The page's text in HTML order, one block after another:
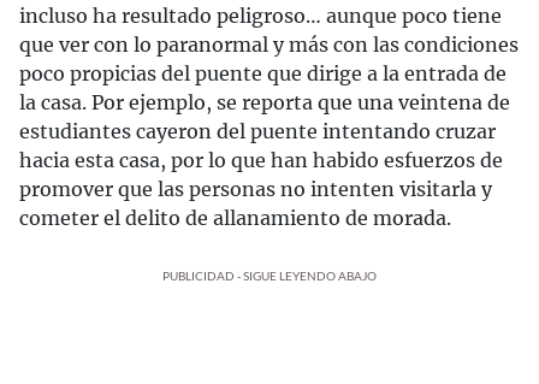
incluso ha resultado peligroso… aunque poco tiene
que ver con lo paranormal y más con las condiciones
poco propicias del puente que dirige a la entrada de
la casa. Por ejemplo, se reporta que una veintena de
estudiantes cayeron del puente intentando cruzar
hacia esta casa, por lo que han habido esfuerzos de
promover que las personas no intenten visitarla y
cometer el delito de allanamiento de morada.
PUBLICIDAD - SIGUE LEYENDO ABAJO